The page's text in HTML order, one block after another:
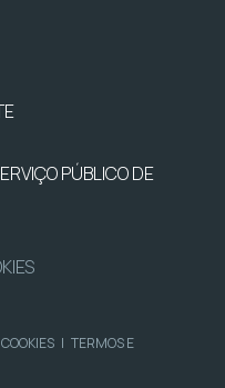
PÚBLICO DE
| TERMOS E